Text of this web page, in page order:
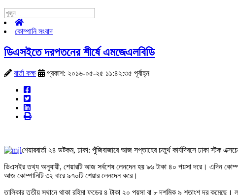
কোম্পানি সংবাদ
ডিএসইতে দরপতনের শীর্ষে এমজেএলবিডি
বার্তা কক্ষ প্রকাশ: ২০১৬-০৫-২৫ ১১:৪২:৩৫ পূর্বাহ্ন
শেয়ারবার্তা ২৪ ডটকম, ঢাকা: পুঁজিবাজারে আজ সপ্তাহের চতুর্থ কার্যদিবসে ঢাকা স্টক
ডিএসইর তথ্য অনুযায়ী, শেয়ারটি আজ সর্বশেষ লেনদেন হয় ৯৬ টাকা ৪০ পয়সা দরে। এদিন
আজ কোম্পানিটি ৩২ বারে ৯৭০টি শেয়ার লেনদেন করে।
তালিকার তৃতীয় স্থানে থাকা রহিমা ফুডের ৪ টাকা ২০ পয়সা বা ৮ দশমিক ৯ শতাংশ দর কমেছে।